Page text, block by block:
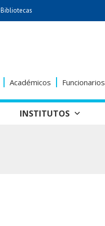
Cs. Sociales
Economía y Negocios
Bibliotecas
Académicos Funcionarios
INSTITUTOS